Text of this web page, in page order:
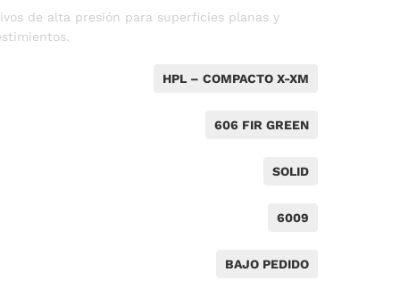
de alta presión para superficies planas y
HPL – COMPACTO X-XM
606 FIR GREEN
SOLID
6009
BAJO PEDIDO